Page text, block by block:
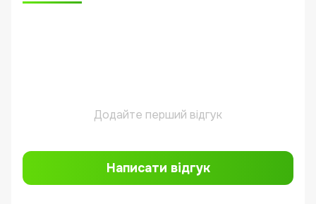
Додайте перший відгук
Написати відгук